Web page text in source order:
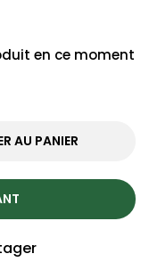
en ce moment
AU PANIER